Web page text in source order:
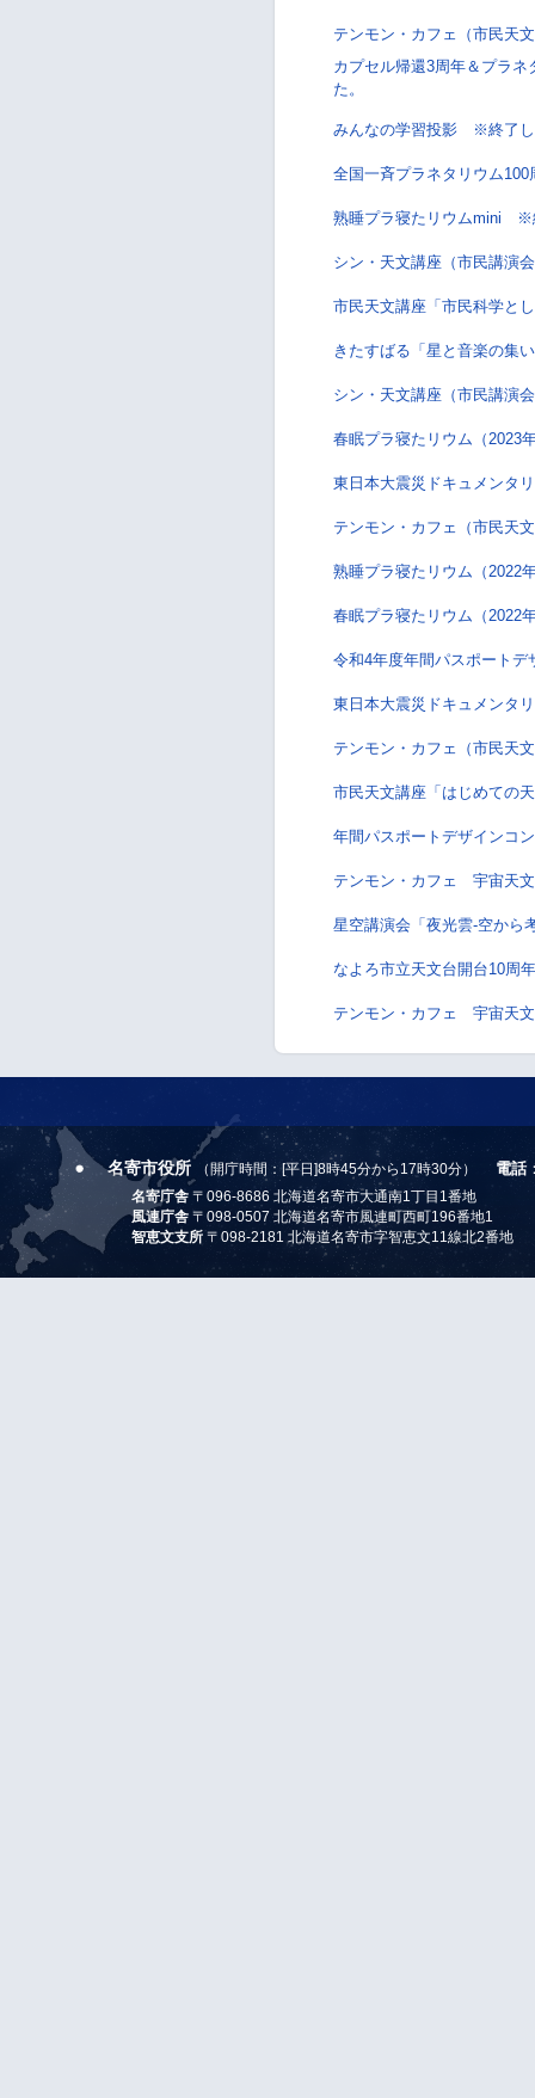
テンモン・カフェ（市民
カプセル帰還3周年＆プラ
た。
みんなの学習投影 ※終了し
全国一斉プラネタリウム
熟睡プラ寝たリウムmini ※
シン・天文講座（市民講演
市民天文講座「市民科学と
きたすばる「星と音楽の
シン・天文講座（市民講演
春眠プラ寝たリウム（
東日本大震災ドキュメンタ
テンモン・カフェ（市民
熟睡プラ寝たリウム（
春眠プラ寝たリウム（2022
令和4年度年間パスポート
東日本大震災ドキュメンタ
テンモン・カフェ（市民
市民天文講座「はじめての
年間パスポートデザイン
テンモン・カフェ 宇宙天
星空講演会「夜光雲‐空か
なよろ市立天文台開台10
テンモン・カフェ 宇宙天
名寄市役所 （開庁時間：[平日]8時45分から17時30分） 電話
名寄庁舎 〒096-8686 北海道名寄市大通南1丁目1番地
風連庁舎 〒098-0507 北海道名寄市風連町西町196番地1
智恵文支所 〒098-2181 北海道名寄市字智恵文11線北2番地